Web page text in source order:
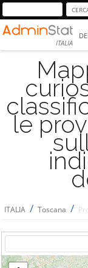
ITALIA
le
ITALIA / Toscana /